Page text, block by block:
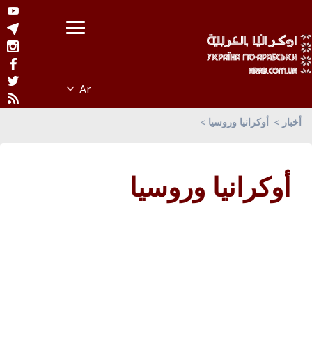
أخبار أوكرانيا وروسيا
أوكرانيا وروسيا